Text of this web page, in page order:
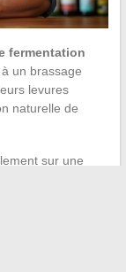
fermentation
un brassage
levures
naturelle de
sur une